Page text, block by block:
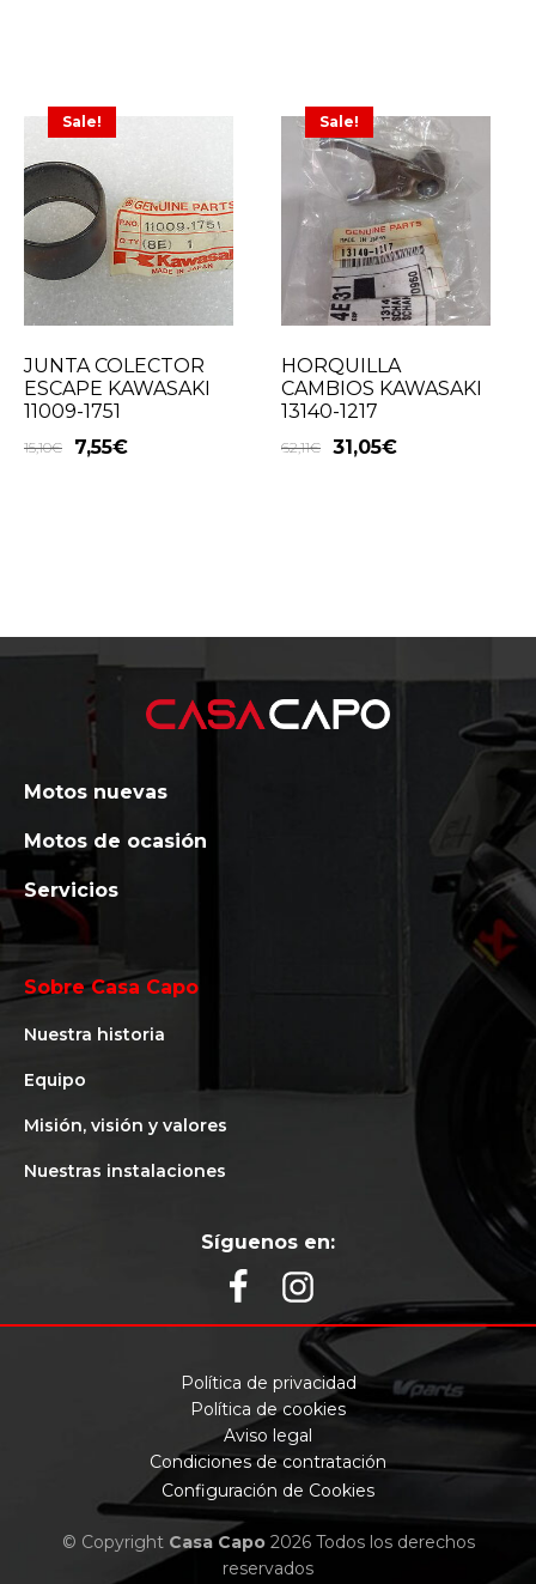
Sale!
JUNTA COLECTOR
ESCAPE KAWASAKI
11009-1751
15,10€ 7,55€
Sale!
HORQUILLA
CAMBIOS KAWASAKI
13140-1217
62,11€ 31,05€
Motos nuevas
Motos de ocasión
Servicios
Sobre Casa Capo
Nuestra historia
Equipo
Misión, visión y valores
Nuestras instalaciones
Síguenos en:
© Copyright Casa Capo2026 Todos los derechos
reservados
Política de privacidad
Política de cookies
Aviso legal
Condiciones de contratación
Configuración de Cookies